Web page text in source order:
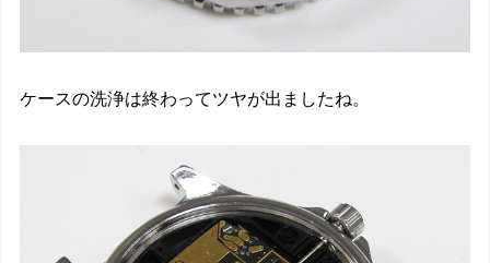
ケースの洗浄は終わってツヤが出ましたね。